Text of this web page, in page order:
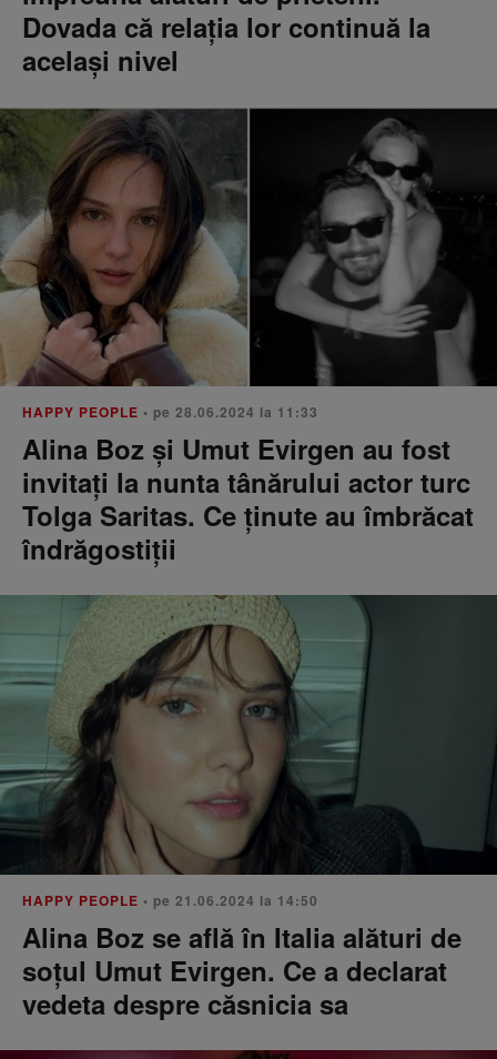
Dovada că relația lor continuă la
același nivel
HAPPY PEOPLE • pe 28.06.2024 la 11:33
Alina Boz și Umut Evirgen au fost
invitați la nunta tânărului actor turc
Tolga Saritas. Ce ținute au îmbrăcat
îndrăgostiții
HAPPY PEOPLE • pe 21.06.2024 la 14:50
Alina Boz se află în Italia alături de
soțul Umut Evirgen. Ce a declarat
vedeta despre căsnicia sa